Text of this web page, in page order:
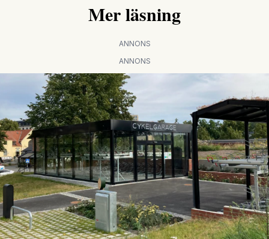
Mer läsning
ANNONS
ANNONS